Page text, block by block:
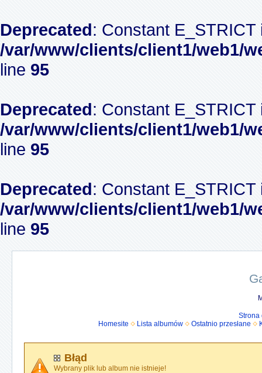
Deprecated: Constant
/var/www/clients/client1/web1/
line 95
Deprecated: Constant
/var/www/clients/client1/web1/
line 95
Deprecated: Constant
/var/www/clients/client1/web1/
line 95
Strona
Homesite
Lista albumów Ostatnio przesłane
Błąd
Wybrany plik lub album nie istnieje!